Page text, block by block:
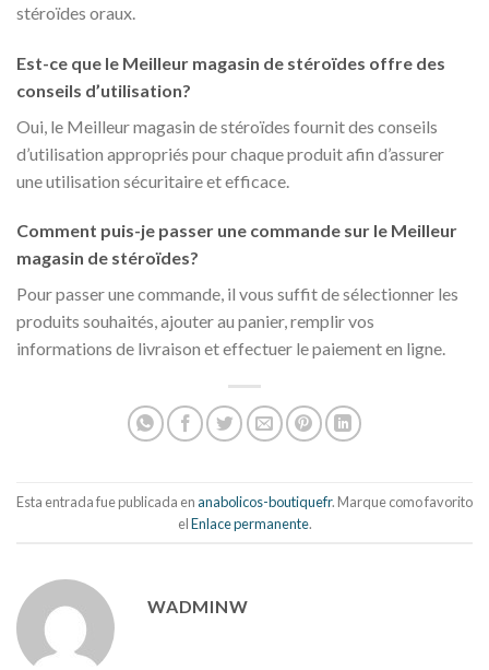
stéroïdes oraux.
Est-ce que le Meilleur magasin de stéroïdes offre des
conseils d’utilisation?
Oui, le Meilleur magasin de stéroïdes fournit des conseils
d’utilisation appropriés pour chaque produit afin d’assurer
une utilisation sécuritaire et efficace.
Comment puis-je passer une commande sur le Meilleur
magasin de stéroïdes?
Pour passer une commande, il vous suffit de sélectionner les
produits souhaités, ajouter au panier, remplir vos
informations de livraison et effectuer le paiement en ligne.
Esta entrada fue publicada enanabolicos-boutiquefr. Marque como favorito
elEnlace permanente.
WADMINW